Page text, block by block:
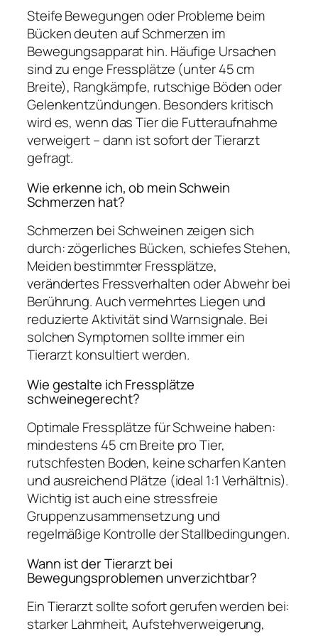
Steife Bewegungen oder Probleme beim
Bücken deuten auf Schmerzen im
Bewegungsapparat hin. Häufige Ursachen
sind zu enge Fressplätze (unter 45 cm
Breite), Rangkämpfe, rutschige Böden oder
Gelenkentzündungen. Besonders kritisch
wird es, wenn das Tier die Futteraufnahme
verweigert – dann ist sofort der Tierarzt
gefragt.
Wie erkenne ich, ob mein Schwein
Schmerzen hat?
Schmerzen bei Schweinen zeigen sich
durch: zögerliches Bücken, schiefes Stehen,
Meiden bestimmter Fressplätze,
verändertes Fressverhalten oder Abwehr bei
Berührung. Auch vermehrtes Liegen und
reduzierte Aktivität sind Warnsignale. Bei
solchen Symptomen sollte immer ein
Tierarzt konsultiert werden.
Wie gestalte ich Fressplätze
schweinegerecht?
Optimale Fressplätze für Schweine haben:
mindestens 45 cm Breite pro Tier,
rutschfesten Boden, keine scharfen Kanten
und ausreichend Plätze (ideal 1:1 Verhältnis).
Wichtig ist auch eine stressfreie
Gruppenzusammensetzung und
regelmäßige Kontrolle der Stallbedingungen.
Wann ist der Tierarzt bei
Bewegungsproblemen unverzichtbar?
Ein Tierarzt sollte sofort gerufen werden bei:
starker Lahmheit, Aufstehverweigerung,